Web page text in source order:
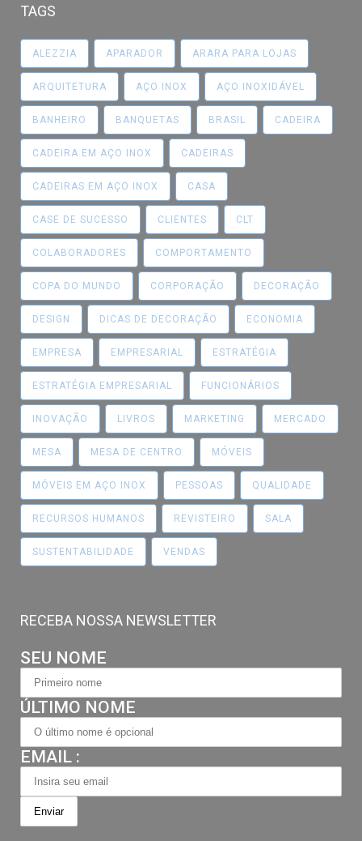
TAGS
ALEZZIA APARADOR ARARA PARA LOJAS
ARQUITETURA AÇO INOX AÇO INOXIDÁVEL
BANHEIRO BANQUETAS BRASIL CADEIRA
CADEIRA EM AÇO INOX CADEIRAS
CADEIRAS EM AÇO INOX CASA
CASE DE SUCESSO CLIENTES CLT
COLABORADORES COMPORTAMENTO
COPA DO MUNDO CORPORAÇÃO DECORAÇÃO
DESIGN DICAS DE DECORAÇÃO ECONOMIA
EMPRESA EMPRESARIAL ESTRATÉGIA
ESTRATÉGIA EMPRESARIAL FUNCIONÁRIOS
INOVAÇÃO LIVROS MARKETING MERCADO
MESA MESA DE CENTRO MÓVEIS
MÓVEIS EM AÇO INOX PESSOAS QUALIDADE
RECURSOS HUMANOS REVISTEIRO SALA
SUSTENTABILIDADE VENDAS
RECEBA NOSSA NEWSLETTER
SEU NOME
ÚLTIMO NOME
EMAIL :